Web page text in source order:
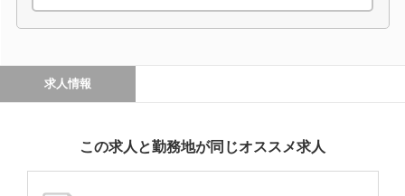
求人情報
この求人と勤務地が同じオススメ求人